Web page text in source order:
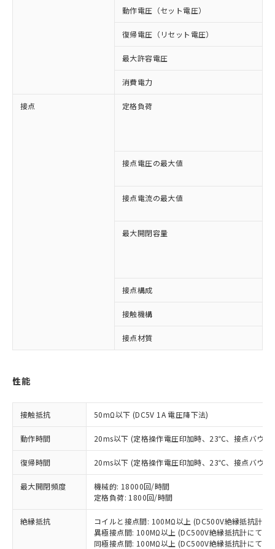
動作電圧（セット電圧）
復帰電圧（リセット電圧）
最大許容電圧
消費電力
接点 定格負荷
接点電圧の最大値
接点電流の最大値
最大開閉容量
接点構成
接触機構
接点材質
性能
接触抵抗 50mΩ以下 (DC5V 1A 電圧降下法)
動作時間 20ms以下 (定格操作電圧印加時、23℃、接点バウン
復帰時間 20ms以下 (定格操作電圧印加時、23℃、接点バウン
最大開閉頻度
機械的: 18000回/時間
定格負荷: 1800回/時間
絶縁抵抗
コイルと接点間: 100MΩ以上 (DC500V絶縁抵抗計に
異極接点間: 100MΩ以上 (DC500V絶縁抵抗計にて)
同極接点間: 100MΩ以上 (DC500V絶縁抵抗計にて)
ご利用条件
以下の条件をお読みいただき、同意のうえ
ご利用ください。
本サービスは、当社制御機器事業取扱
商品の当社在庫状況および標準価格
(税抜)を提供させていただくもので
当社制御機器事業取扱商品の中には、
対応予定：EU RoHS指令（10物質）の非含
有に対応した製品に切り替える予定のある
商品です。
対応予定なし：EU RoHS指令（10物質）の
非含有に非対応の商品で、対応品を出す予
定はありません。
調査・確認中：EU RoHS指令（10物質）の
非含有の対応状況を調査中または確認中の
商品です。
非該当品：ライセンス料など無形物で、有
害物質有無と関係のない商品です。
仕入先様の事情により、非含有部品として
※1 中国RoHS○×表
「○」：最大均質材料含有率が中国RoHSの
基準値以下であることを示します。
「×」：最大均質材料含有率が中国RoHSの